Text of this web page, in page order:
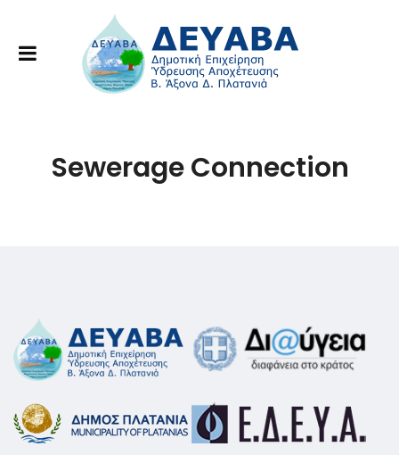
Sewerage Connection